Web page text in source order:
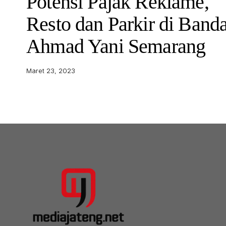
Resto dan Parkir di
Ahmad Yani Semarang
Maret 23, 2023